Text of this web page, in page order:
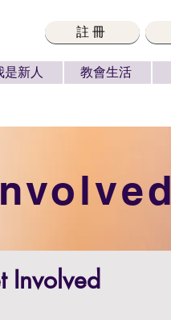
註冊
是新人 教會生活
Involved